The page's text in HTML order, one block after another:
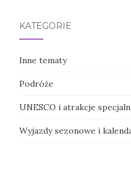
KATEGORIE
Inne tematy
Podróże
UNESCO i atrakcje
Wyjazdy sezonowe i